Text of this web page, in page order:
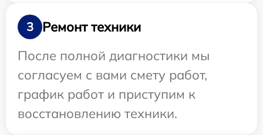
3
Ремонт техники
После полной диагностики мы
согласуем с вами смету работ,
график работ и приступим к
восстановлению техники.